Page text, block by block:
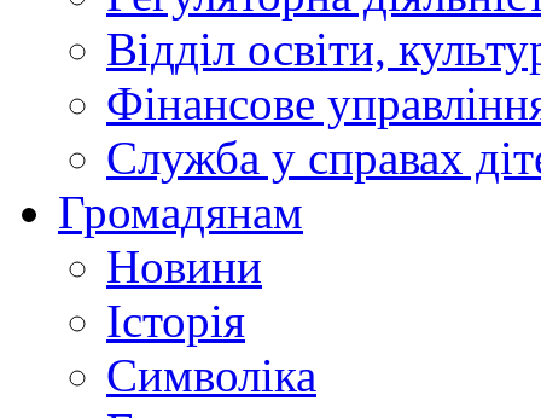
Відділ освіти,
Фінансове
Служба у справах
Громадянам
Новини
Історія
Символіка